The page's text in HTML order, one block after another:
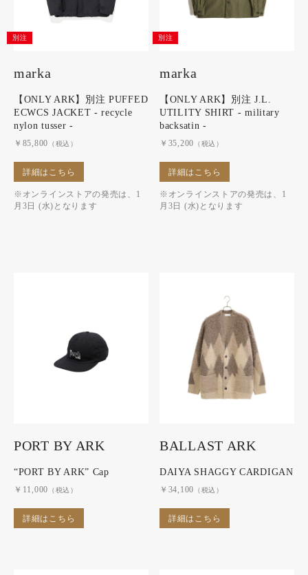
別注
marka
【ONLY ARK】別注 PUFFED
ECWCS JACKET - recycle
nylon tusser -
￥85,800 （税込）
詳細はこちら
※オンラインストアの発売は、1
月3日 (水)となります
別注
marka
【ONLY ARK】別注 J.L.
UTILITY SHIRT - military
backsatin -
￥35,200 （税込）
詳細はこちら
※オンラインストアの発売は、1
月3日 (水)となります
PORT BY ARK
“PORT BY ARK” Cap
￥11,000 （税込）
詳細はこちら
BALLAST ARK
DAIYA SHAGGY CARDIGAN
￥34,100 （税込）
詳細はこちら